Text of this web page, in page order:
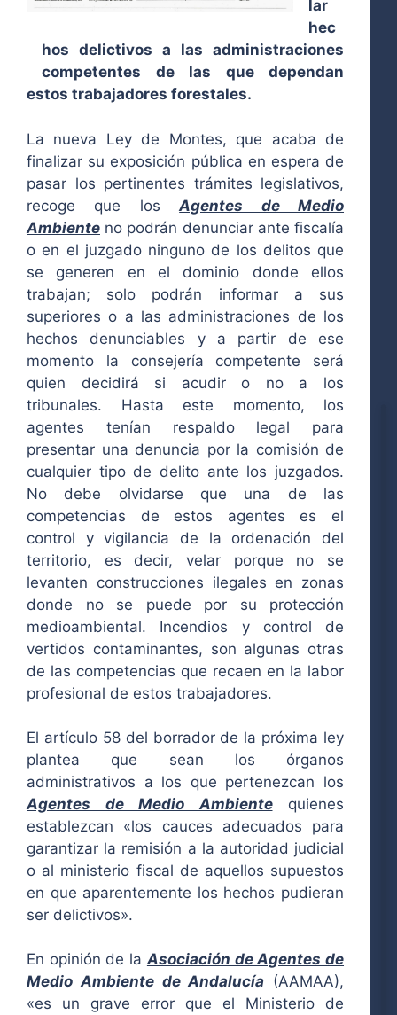
lar
hec
hos delictivos a las administraciones
competentes de las que dependan
estos trabajadores forestales.
La nueva Ley de Montes, que acaba de
finalizar su exposición pública en espera de
pasar los pertinentes trámites legislativos,
recoge que losAgentes de Medio
Ambiente no podrán denunciar ante fiscalía
o en el juzgado ninguno de los delitos que
se generen en el dominio donde ellos
trabajan; solo podrán informar a sus
superiores o a las administraciones de los
hechos denunciables y a partir de ese
momento la consejería competente será
quien decidirá si acudir o no a los
tribunales. Hasta este momento, los
agentes tenían respaldo legal para
presentar una denuncia por la comisión de
cualquier tipo de delito ante los juzgados.
No debe olvidarse que una de las
competencias de estos agentes es el
control y vigilancia de la ordenación del
territorio, es decir, velar porque no se
levanten construcciones ilegales en zonas
donde no se puede por su protección
medioambiental. Incendios y control de
vertidos contaminantes, son algunas otras
de las competencias que recaen en la labor
profesional de estos trabajadores.
El artículo 58 del borrador de la próxima ley
plantea que sean los órganos
administrativos a los que pertenezcan los
Agentes de Medio Ambientequienes
establezcan «los cauces adecuados para
garantizar la remisión a la autoridad judicial
o al ministerio fiscal de aquellos supuestos
en que aparentemente los hechos pudieran
ser delictivos».
En opinión de la Asociación de Agentes de
Medio Ambiente de Andalucía (AAMAA),
«es un grave error que el Ministerio de